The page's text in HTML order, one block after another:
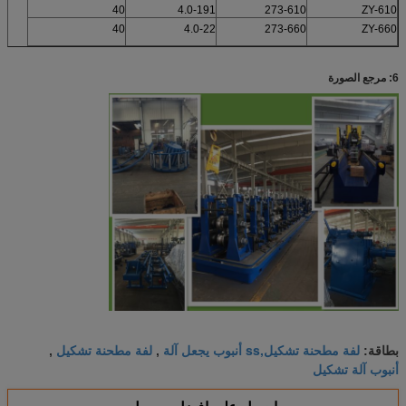
ZY-610
273-610
4.0-191
40
ZY-660
273-660
4.0-22
40
6: مرجع الصورة
بطاقة: لفة مطحنة تشكيل,ss أنبوب يجعل آلة , لفة مطحنة تشكيل ,
أنبوب آلة تشكيل